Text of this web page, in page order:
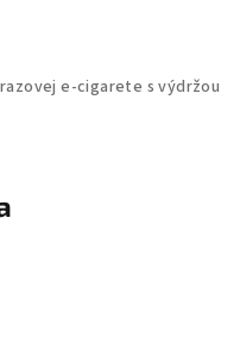
e-cigarete s výdržou